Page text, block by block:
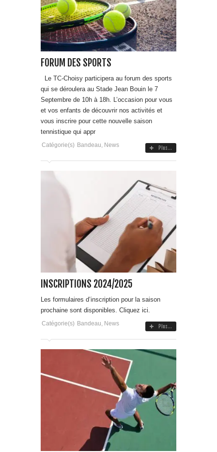
FORUM DES SPORTS
Le TC-Choisy participera au forum des sports
qui se déroulera au Stade Jean Bouin le 7
Septembre de 10h à 18h. L’occasion pour vous
et vos enfants de découvrir nos activités et
vous inscrire pour cette nouvelle saison
tennistique qui appr
Catégorie(s) Bandeau News Plus...
INSCRIPTIONS 2024/2025
Les formulaires d’inscription pour la saison
prochaine sont disponibles. Cliquez ici.
Catégorie(s) Bandeau, News Plus...